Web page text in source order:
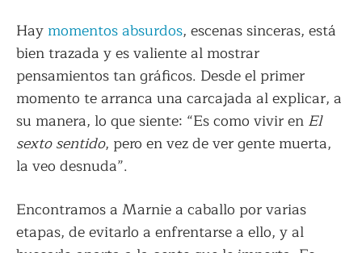
Hay momentos absurdos, escenas sinceras, está
bien trazada y es valiente al mostrar
pensamientos tan gráficos. Desde el primer
momento te arranca una carcajada al explicar, a
su manera, lo que siente: “Es como vivir en El
sexto sentido, pero en vez de ver gente muerta,
la veo desnuda”.
Encontramos a Marnie a caballo por varias
etapas, de evitarlo a enfrentarse a ello, y al